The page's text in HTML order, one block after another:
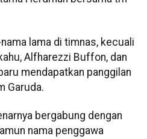
lama di timnas, kecuali
Alfharezzi Buffon, dan
mendapatkan panggilan
Garuda.
bergabung dengan
nama penggawa